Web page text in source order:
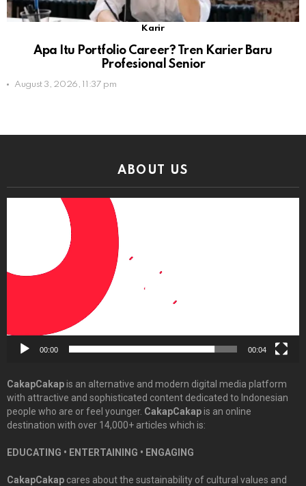
Karir
Apa Itu Portfolio Career? Tren Karier Baru
Profesional Senior
August 3, 2026, 11:37 pm
ABOUT US
00:00 00:04
CakapCakapis an alternative and modern digital media platform
with attractive and sophisticated content dedicated to Indonesian
people who are or feel younger. CakapCakapis an online
destination with over 14,000+ articles which is:
EDUCATING • ENTERTAINING • ENGAGING
CakapCakap cares about the sustainability of cultural values and